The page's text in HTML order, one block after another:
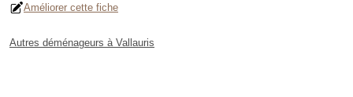
Améliorer cette fiche
Autres déménageurs à Vallauris